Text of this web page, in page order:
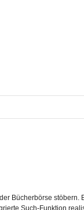
Bücherbörse
Such-Funktion